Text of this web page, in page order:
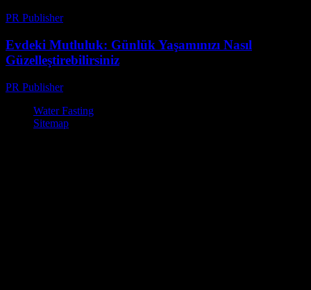
PR Publisher-
Evdeki Mutluluk: Günlük Yaşamınızı Nasıl
Güzelleştirebilirsiniz
PR Publisher-
Water Fasting
Sitemap